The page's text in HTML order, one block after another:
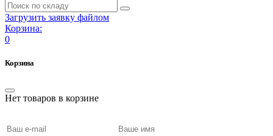
Загрузить заявку файлом
Корзина:
0
Корзина
Нет товаров в корзине